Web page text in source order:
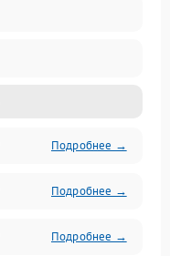
Подробнее →
Подробнее →
Подробнее →